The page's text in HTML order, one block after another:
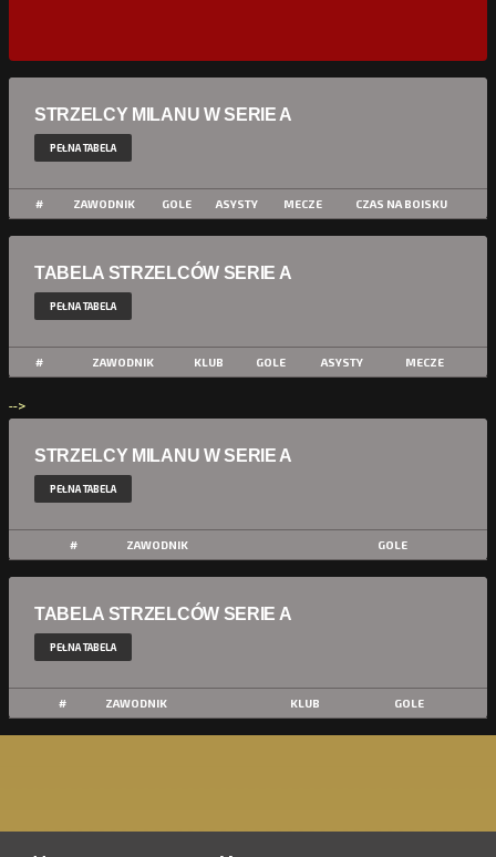
STRZELCY MILANU W SERIE A
PEŁNA TABELA
# ZAWODNIK GOLE ASYSTY MECZE CZAS NA BOISKU
TABELA STRZELCÓW SERIE A
PEŁNA TABELA
# ZAWODNIK KLUB GOLE ASYSTY MECZE
-->
STRZELCY MILANU W SERIE A
PEŁNA TABELA
# ZAWODNIK GOLE
TABELA STRZELCÓW SERIE A
PEŁNA TABELA
# ZAWODNIK KLUB GOLE